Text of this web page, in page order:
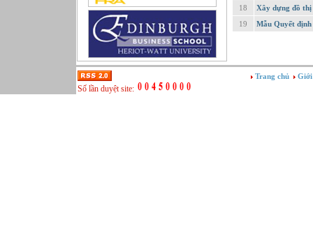
Tổ chức Sản xuất
Truyền thông
Truyền thông, PR
Vật tư - Hậu cần
Xây dựng
18
Xây dựng đồ thị
19
Mẫu Quyết định
Số lần duyệt site:
Trang chủ Giới